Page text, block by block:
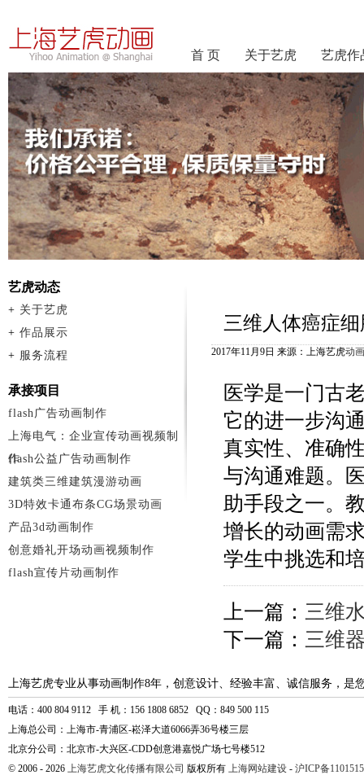
首 页 关于艺虎 艺虎作
三维人体癌症
2017年11月9日 来源：上海艺虎动
医学是一门古
它的进一步沟
真实性、准确
与沟通难题。
助手段之一。
增长的动画需
学生中挑选和
上一篇： 三维
下一篇： 三维
艺虎动态
+ 关于艺虎
+ 作品展示
+ 服务流程
承接项目
flash广告动画制作
上海电气：企业宣传动画视频制
作
flash公益广告动画制作
建筑类三维建筑漫游动画
3D特效卡通布条CG场景动画
产品3d动画制作
创意婚礼开场动画视频制作
flash宣传片动画制作
上海艺虎专业从事动画制作8年，创意设计、经验丰富、诚信服务，是
电话：400 804 9112 手 机：156 1808 6852 QQ：849 500 115
上海总公司：上海市-青浦区-崧泽大道6066弄36号楼三层
北京分公司：北京市-大兴区-CDD创意港嘉悦广场七号楼512
© 2006 - 2026 上海艺虎文化传播有限公司 版权所有 上海网站建设 - 沪ICP备